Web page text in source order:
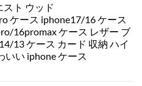
スト ウッド
ケース iphone17/16 ケース
16promax ケース レザー ブ
13 ケース カード 収納 ハイ
いい iphone ケース